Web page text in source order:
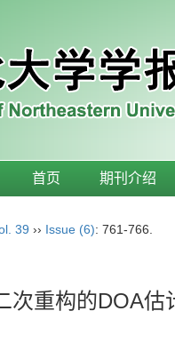
首页 期刊介绍
39 ›› Issue (6): 761-766.
次重构的DOA估